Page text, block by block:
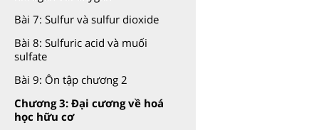
Bài 7: Sulfur và sulfur dioxide
Bài 8: Sulfuric acid và muối
sulfate
Bài 9: Ôn tập chương 2
Chương 3: Đại cương về hoá
học hữu cơ